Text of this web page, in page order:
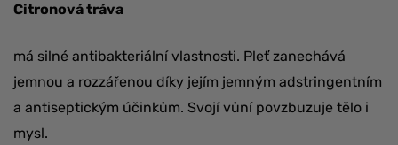
Citronová tráva
má silné antibakteriální vlastnosti. Pleť zanechává
jemnou a rozzářenou díky jejím jemným adstringentním
a antiseptickým účinkům. Svojí vůní povzbuzuje tělo i
mysl.